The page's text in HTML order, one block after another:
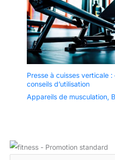
Presse à cuisses verticale :
conseils d’utilisation
Appareils de musculation,